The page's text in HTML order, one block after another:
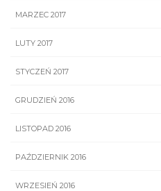
MARZEC 2017
LUTY 2017
STYCZEŃ 2017
GRUDZIEŃ 2016
LISTOPAD 2016
PAŹDZIERNIK 2016
WRZESIEŃ 2016